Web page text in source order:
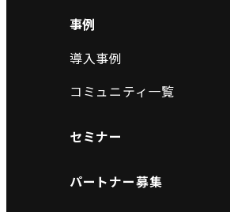
事例
導入事例
コミュニティ一覧
セミナー
パートナー募集